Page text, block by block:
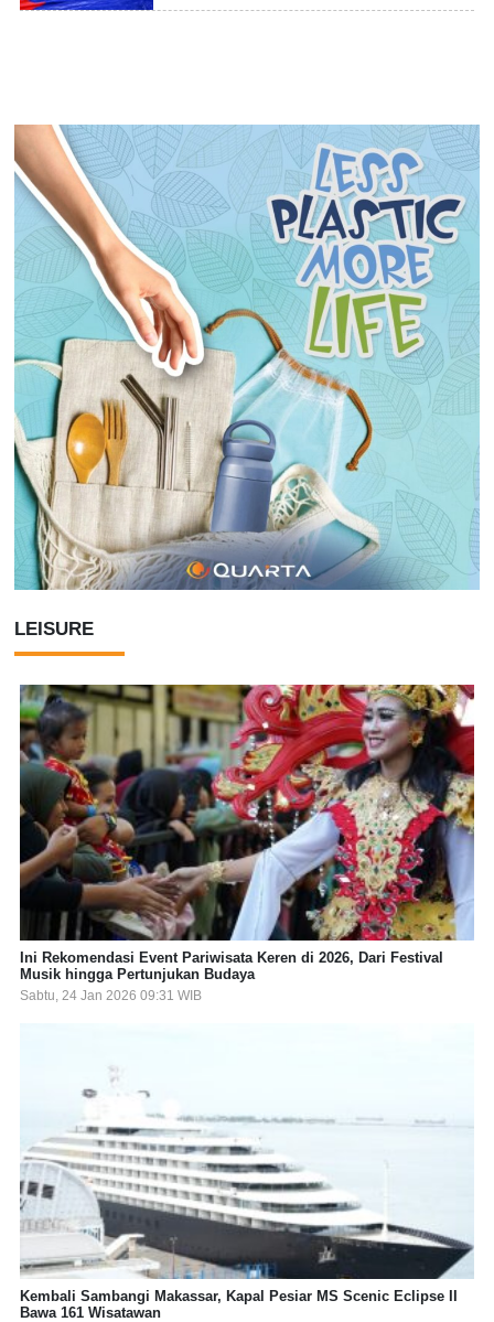
LEISURE
Ini Rekomendasi Event Pariwisata Keren di 2026, Dari Festival
Musik hingga Pertunjukan Budaya
Sabtu, 24 Jan 2026 09:31 WIB
Kembali Sambangi Makassar, Kapal Pesiar MS Scenic Eclipse II
Bawa 161 Wisatawan